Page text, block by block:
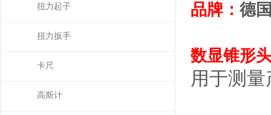
扭力起子
扭力扳手
卡尺
高斯计
品牌： 德
数显锥形
用于测